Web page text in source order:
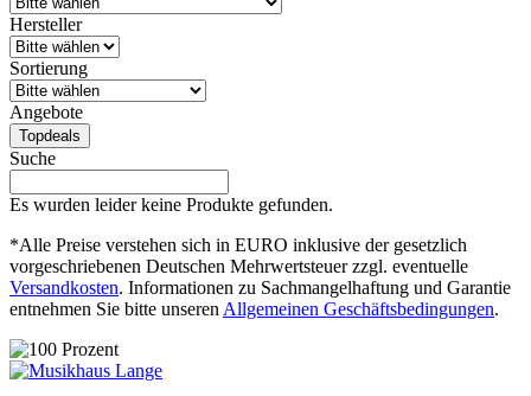
Hersteller
Sortierung
Angebote
Topdeals
Suche
Es wurden leider keine Produkte gefunden.
*Alle Preise verstehen sich in EURO inklusive der gesetzlich
vorgeschriebenen Deutschen Mehrwertsteuer zzgl. eventuelle
Versandkosten. Informationen zu Sachmangelhaftung und Garantie
entnehmen Sie bitte unserenAllgemeinen Geschäftsbedingungen.